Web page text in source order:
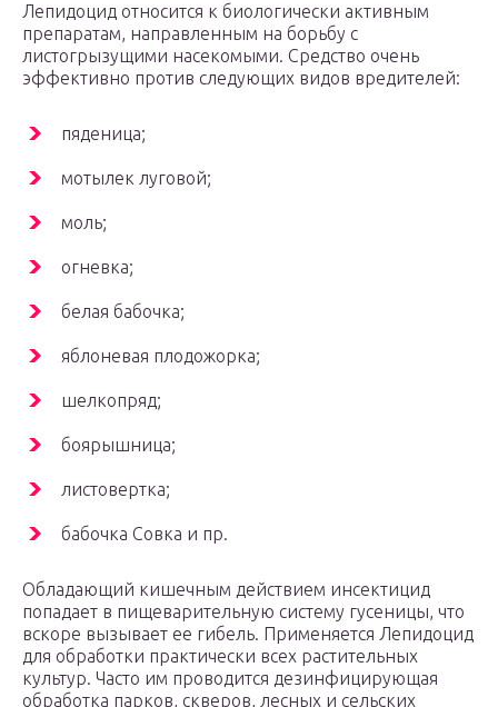
Лепидоцид относится к биологически активным
препаратам, направленным на борьбу с
листогрызущими насекомыми. Средство очень
эффективно против следующих видов вредителей:
пяденица;
мотылек луговой;
моль;
огневка;
белая бабочка;
яблоневая плодожорка;
шелкопряд;
боярышница;
листовертка;
бабочка Совка и пр.
Обладающий кишечным действием инсектицид
попадает в пищеварительную систему гусеницы, что
вскоре вызывает ее гибель. Применяется Лепидоцид
для обработки практически всех растительных
культур. Часто им проводится дезинфицирующая
обработка парков, скверов, лесных и сельских